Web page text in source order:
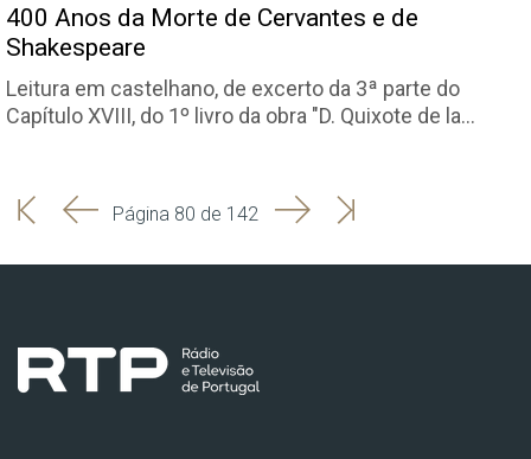
400 Anos da Morte de Cervantes e de
Shakespeare
Leitura em castelhano, de excerto da 3ª parte do
Capítulo XVIII, do 1º livro da obra "D. Quixote de la…
'
'
Página 80 de 142 SeguinteÚltima